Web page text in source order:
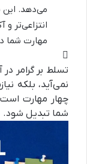
می‌دهد. این
انتزاعی‌تر
مهارت شما
نمی‌آید، بلکه
چهار مهارت است
شما تبدیل شود.